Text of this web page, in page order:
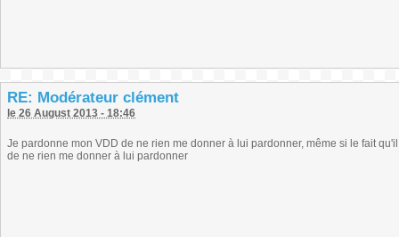
RE: Modérateur clément
le 26 August 2013 - 18:46
Je pardonne mon VDD de ne rien me donner à lui pardonner, même si le fait
de ne rien me donner à lui pardonner